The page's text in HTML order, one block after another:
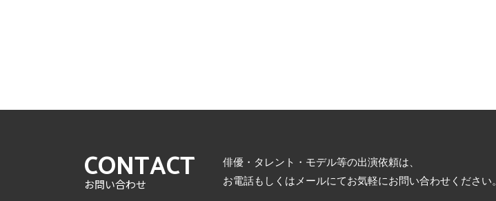
CONTACT
お問い合わせ
俳優・タレント・モデル等の出演依頼は、
お電話もしくはメールにてお気軽にお問い合わせください。